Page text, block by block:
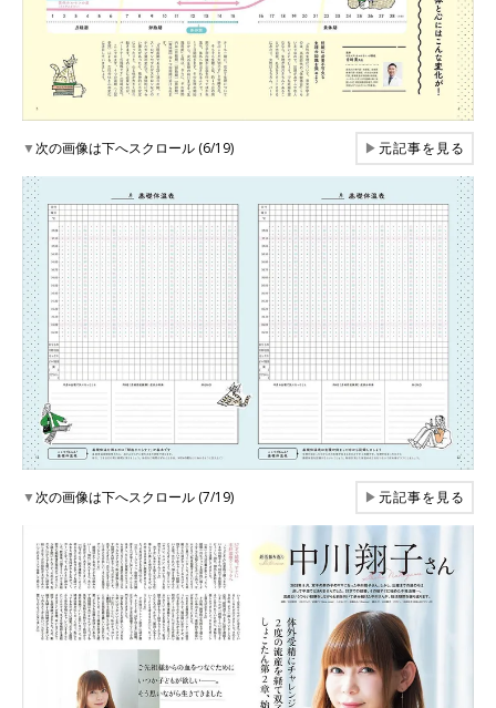
▼次の画像は下へスクロール (6/19) ▶元記事を見る
▼次の画像は下へスクロール (7/19) ▶元記事を見る